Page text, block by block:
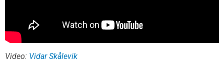
Video: Vidar Skålevik